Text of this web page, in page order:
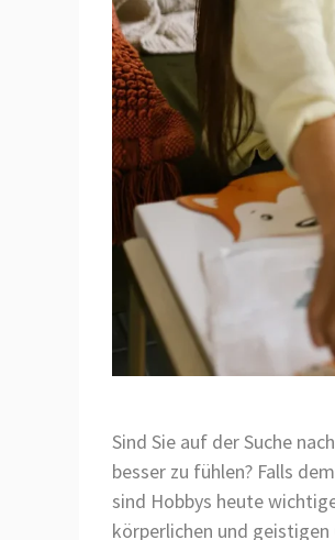
Sind Sie auf der Suche
besser zu fühlen? Falls
sind Hobbys heute
körperlichen und